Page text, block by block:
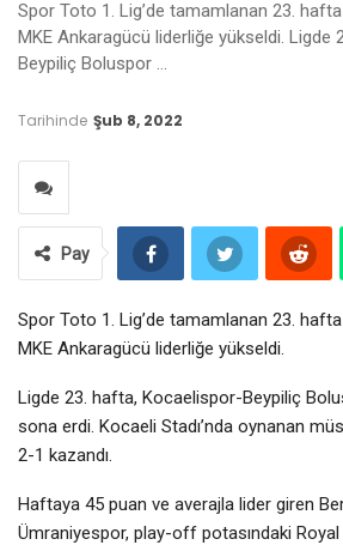
Spor Toto 1. Lig’de tamamlanan 23. hafta
MKE Ankaragücü liderliğe yükseldi. Ligde
Beypiliç Boluspor …
Tarihinde Şub 8, 2022
Pay
Spor Toto 1. Lig’de tamamlanan 23. hafta
MKE Ankaragücü liderliğe yükseldi.
Ligde 23. hafta, Kocaelispor-Beypiliç
sona erdi. Kocaeli Stadı’nda oynanan
2-1 kazandı.
Haftaya 45 puan ve averajla lider giren
Ümraniyespor, play-off potasındaki